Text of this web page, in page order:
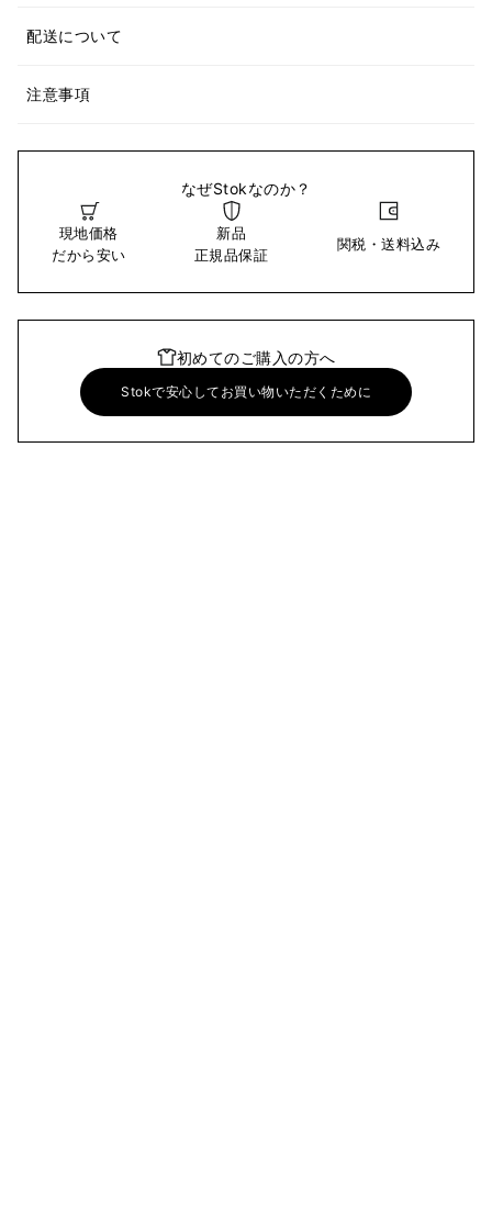
配送について
注意事項
なぜStokなのか？
現地価格
だから安い
新品
正規品保証
関税・送料込み
初めてのご購入の方へ
Stokで安心してお買い物いただくために